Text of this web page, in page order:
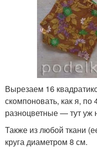
Вырезаем 16
скомпоновать, как я,
разноцветные — тут уж
Также из любой ткани
круга диаметром 8 см.